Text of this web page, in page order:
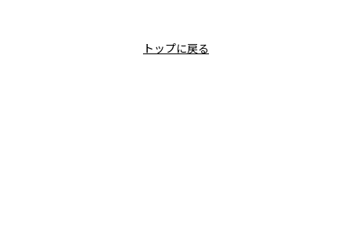
トップに戻る